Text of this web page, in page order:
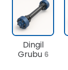
Dingil
Grubu 6